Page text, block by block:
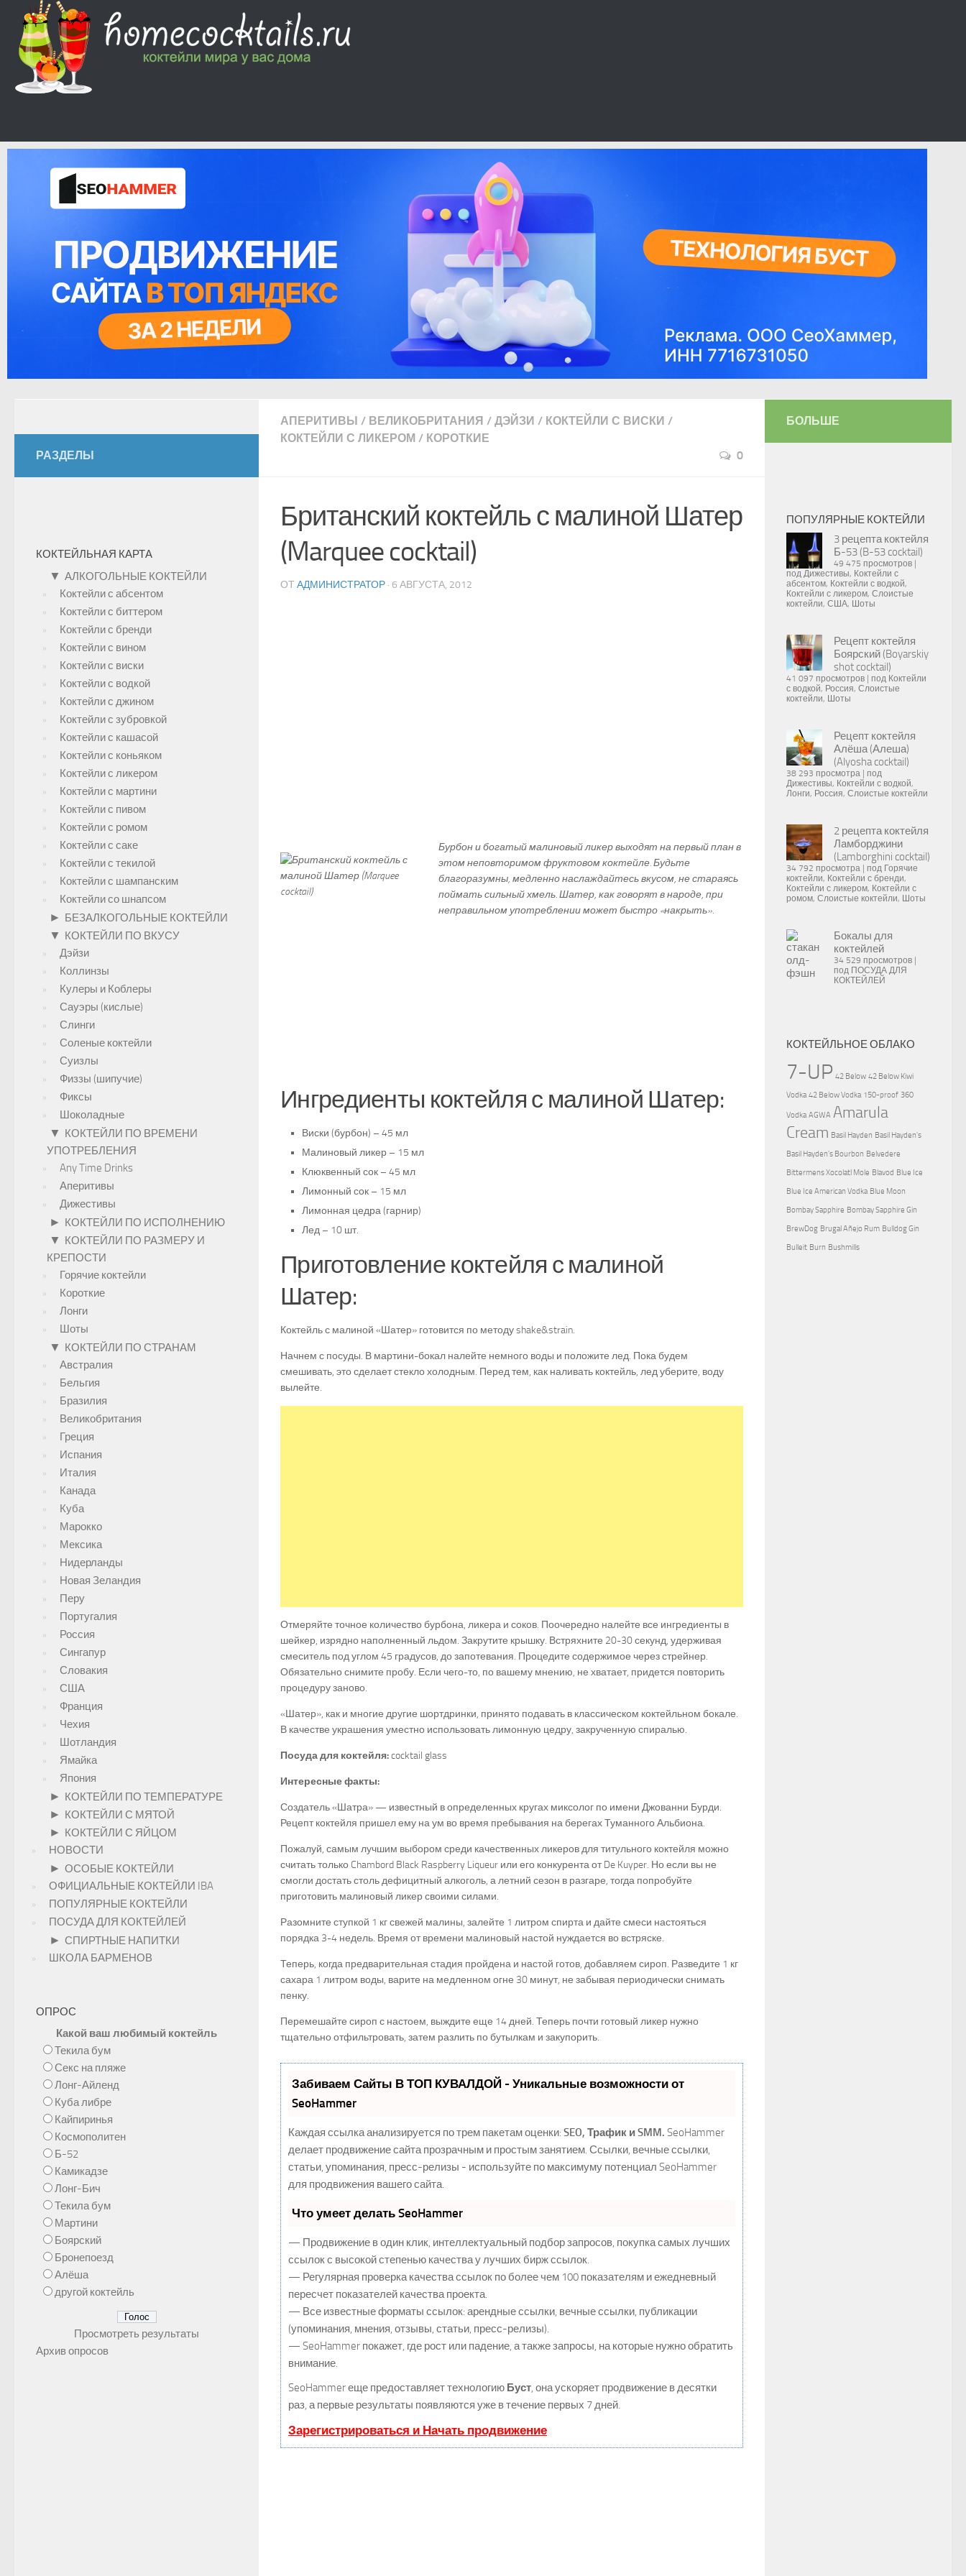
АПЕРИТИВЫ / ВЕЛИКОБРИТАНИЯ / ДЭЙЗИ / КОКТЕЙЛИ С ВИСКИ /
КОКТЕЙЛИ С ЛИКЕРОМ / КОРОТКИЕ
0
Британский коктейль с малиной Шатер
(Marquee cocktail)
ОТ АДМИНИСТРАТОР · 6 АВГУСТА, 2012
Бурбон и богатый малиновый ликер выходят на первый план в
этом неповторимом фруктовом коктейле. Будьте
благоразумны, медленно наслаждайтесь вкусом, не стараясь
поймать сильный хмель. Шатер, как говорят в народе, при
неправильном употреблении может быстро «накрыть».
Ингредиенты коктейля с малиной Шатер:
Виски (бурбон) – 45 мл
Малиновый ликер – 15 мл
Клюквенный сок – 45 мл
Лимонный сок – 15 мл
Лимонная цедра (гарнир)
Лед – 10 шт.
Приготовление коктейля с малиной
Шатер:
Коктейль с малиной «Шатер» готовится по методу shake&strain.
Начнем с посуды. В мартини-бокал налейте немного воды и положите лед. Пока будем
смешивать, это сделает стекло холодным. Перед тем, как наливать коктейль, лед уберите, воду
вылейте.
Отмеряйте точное количество бурбона, ликера и соков. Поочередно налейте все ингредиенты в
шейкер, изрядно наполненный льдом. Закрутите крышку. Встряхните 20-30 секунд, удерживая
смеситель под углом 45 градусов, до запотевания. Процедите содержимое через стрейнер.
Обязательно снимите пробу. Если чего-то, по вашему мнению, не хватает, придется повторить
процедуру заново.
«Шатер», как и многие другие шортдринки, принято подавать в классическом коктейльном бокале.
В качестве украшения уместно использовать лимонную цедру, закрученную спиралью.
Посуда для коктейля:cocktail glass
Интересные факты:
Создатель «Шатра» — известный в определенных кругах миксолог по имени Джованни Бурди.
Рецепт коктейля пришел ему на ум во время пребывания на берегах Туманного Альбиона.
Пожалуй, самым лучшим выбором среди качественных ликеров для титульного коктейля можно
считать только Chambord Black Raspberry Liqueur или его конкурента от De Kuyper. Но если вы не
смогли достать столь дефицитный алкоголь, а летний сезон в разгаре, тогда попробуйте
приготовить малиновый ликер своими силами.
Разомните ступкой 1 кг свежей малины, залейте 1 литром спирта и дайте смеси настояться
порядка 3-4 недель. Время от времени малиновый настой нуждается во встряске.
Теперь, когда предварительная стадия пройдена и настой готов, добавляем сироп. Разведите 1 кг
сахара 1 литром воды, варите на медленном огне 30 минут, не забывая периодически снимать
пенку.
Перемешайте сироп с настоем, выждите еще 14 дней. Теперь почти готовый ликер нужно
тщательно отфильтровать, затем разлить по бутылкам и закупорить.
Забиваем Сайты В ТОП КУВАЛДОЙ - Уникальные возможности от
SeoHammer
Каждая ссылка анализируется по трем пакетам оценки: SEO, Трафик и SMM. SeoHammer
делает продвижение сайта прозрачным и простым занятием. Ссылки, вечные ссылки,
статьи, упоминания, пресс-релизы - используйте по максимуму потенциал SeoHammer
для продвижения вашего сайта.
Что умеет делать SeoHammer
— Продвижение в один клик, интеллектуальный подбор запросов, покупка самых лучших
ссылок с высокой степенью качества у лучших бирж ссылок.
— Регулярная проверка качества ссылок по более чем 100 показателям и ежедневный
пересчет показателей качества проекта.
— Все известные форматы ссылок: арендные ссылки, вечные ссылки, публикации
(упоминания, мнения, отзывы, статьи, пресс-релизы).
— SeoHammer покажет, где рост или падение, а также запросы, на которые нужно обратить
внимание.
SeoHammer еще предоставляет технологию Буст, она ускоряет продвижение в десятки
раз, а первые результаты появляются уже в течение первых 7 дней.
Зарегистрироваться и Начать продвижение
РАЗДЕЛЫ
КОКТЕЙЛЬНАЯ КАРТА
▼ АЛКОГОЛЬНЫЕ КОКТЕЙЛИ
Коктейли с абсентом
Коктейли с биттером
Коктейли с бренди
Коктейли с вином
Коктейли с виски
Коктейли с водкой
Коктейли с джином
Коктейли с зубровкой
Коктейли с кашасой
Коктейли с коньяком
Коктейли с ликером
Коктейли с мартини
Коктейли с пивом
Коктейли с ромом
Коктейли с саке
Коктейли с текилой
Коктейли с шампанским
Коктейли со шнапсом
► БЕЗАЛКОГОЛЬНЫЕ КОКТЕЙЛИ
▼ КОКТЕЙЛИ ПО ВКУСУ
Дэйзи
Коллинзы
Кулеры и Коблеры
Сауэры (кислые)
Слинги
Соленые коктейли
Суизлы
Физзы (шипучие)
Фиксы
Шоколадные
▼ КОКТЕЙЛИ ПО ВРЕМЕНИ
УПОТРЕБЛЕНИЯ
Any Time Drinks
Аперитивы
Дижестивы
► КОКТЕЙЛИ ПО ИСПОЛНЕНИЮ
▼ КОКТЕЙЛИ ПО РАЗМЕРУ И
КРЕПОСТИ
Горячие коктейли
Короткие
Лонги
Шоты
▼ КОКТЕЙЛИ ПО СТРАНАМ
Австралия
Бельгия
Бразилия
Великобритания
Греция
Испания
Италия
Канада
Куба
Марокко
Мексика
Нидерланды
Новая Зеландия
Перу
Португалия
Россия
Сингапур
Словакия
США
Франция
Чехия
Шотландия
Ямайка
Япония
► КОКТЕЙЛИ ПО ТЕМПЕРАТУРЕ
► КОКТЕЙЛИ С МЯТОЙ
► КОКТЕЙЛИ С ЯЙЦОМ
НОВОСТИ
► ОСОБЫЕ КОКТЕЙЛИ
ОФИЦИАЛЬНЫЕ КОКТЕЙЛИ IBA
ПОПУЛЯРНЫЕ КОКТЕЙЛИ
ПОСУДА ДЛЯ КОКТЕЙЛЕЙ
► СПИРТНЫЕ НАПИТКИ
ШКОЛА БАРМЕНОВ
ОПРОС
Какой ваш любимый коктейль
Текила бум
Секс на пляже
Лонг-Айленд
Куба либре
Кайпиринья
Космополитен
Б-52
Камикадзе
Лонг-Бич
Текила бум
Мартини
Боярский
Бронепоезд
Алёша
другой коктейль
Просмотреть результаты
Архив опросов
БОЛЬШЕ
ПОПУЛЯРНЫЕ КОКТЕЙЛИ
3 рецепта коктейля
Б-53 (B-53 cocktail)
49 475 просмотров
под Дижестивы, Коктейли с
абсентом, Коктейли с водкой,
Коктейли с ликером, Слоистые
коктейли, США, Шоты
Рецепт коктейля
Боярский (Boyarskiy
shot cocktail)
41 097 просмотров под Коктейли
с водкой, Россия, Слоистые
коктейли, Шоты
Рецепт коктейля
Алёша (Алеша)
(Alyosha cocktail)
38 293 просмотра
под
Дижестивы, Коктейли с водкой,
Лонги, Россия, Слоистые коктейли
2 рецепта коктейля
Ламборджини
(Lamborghini cocktail)
34 792 просмотра под Горячие
коктейли, Коктейли с бренди,
Коктейли с ликером, Коктейли с
ромом, Слоистые коктейли, Шоты
Бокалы для
коктейлей
34 529 просмотров
под ПОСУДА ДЛЯ
КОКТЕЙЛЕЙ
КОКТЕЙЛЬНОЕ ОБЛАКО
7-UP 42 Below 42 Below Kiwi
Vodka 42 Below Vodka 150-proof 360
Vodka AGWA Amarula
Cream Basil Hayden Basil Hayden's
Basil Hayden's Bourbon Belvedere
Bittermens Xocolatl Mole Blavod Blue Ice
Blue Ice American Vodka Blue Moon
Bombay Sapphire Bombay Sapphire Gin
BrewDog Brugal Añejo Rum Bulldog Gin
Bulleit Burn Bushmills